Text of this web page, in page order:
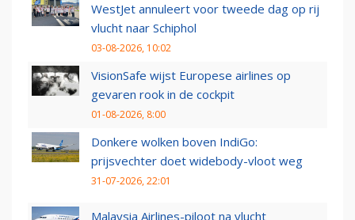
WestJet annuleert voor tweede dag op rij
vlucht naar Schiphol
03-08-2026, 10:02
VisionSafe wijst Europese airlines op
gevaren rook in de cockpit
01-08-2026, 8:00
Donkere wolken boven IndiGo:
prijsvechter doet widebody-vloot weg
31-07-2026, 22:01
Malaysia Airlines-piloot na vlucht